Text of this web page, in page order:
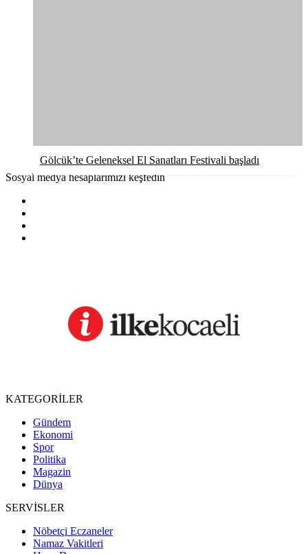
Gölcük’te Geleneksel El Sanatları Festivali başladı
Sosyal medya hesaplarımızı keşfedin
KATEGORİLER
Gündem
Ekonomi
Spor
Politika
Magazin
Dünya
SERVİSLER
Nöbetçi Eczaneler
Namaz Vakitleri